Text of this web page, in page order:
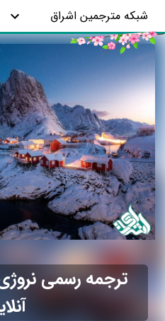
شبکه مترجمین اشراق
ترجمه رسمی